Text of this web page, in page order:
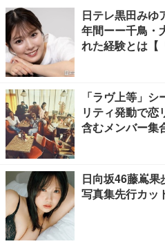
日テレ黒田みゆ
年間ーー千鳥・
れた経験とは【
「ラヴ上等」
リティ発動で恋
含むメンバー集
日向坂46藤嶌
写真集先行カッ